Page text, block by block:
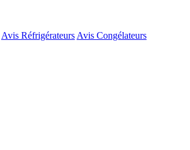
Avis Réfrigérateurs Avis Congélateurs